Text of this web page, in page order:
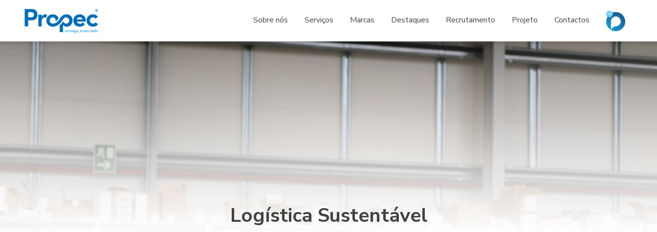
Sobre nós Serviços Marcas Destaques Recrutamento Projeto Contactos
Logística Sustentável